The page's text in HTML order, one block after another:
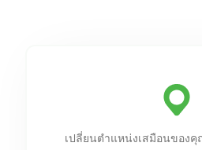
เปลี่ยนตำแหน่งเสมือนของ